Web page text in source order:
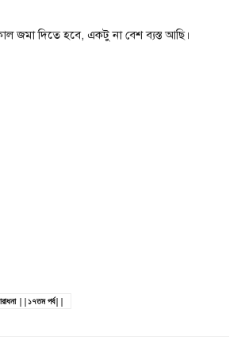
জমা দিতে হবে, একটু না বেশ ব্যস্ত আছি।
||১৭তম পর্ব||